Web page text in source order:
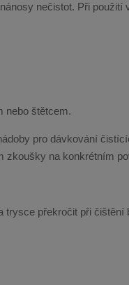
nečistot. Při
nebo štětcem.
pro dávkování
zkoušky na konkrétním
překročit při